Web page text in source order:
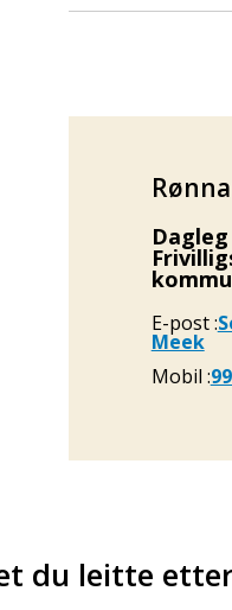
E-post
Meek
Mobil
du leitte